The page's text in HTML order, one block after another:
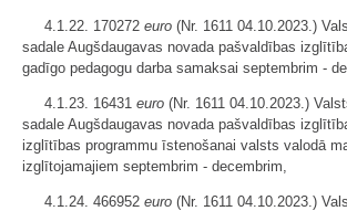
4.1.22. 170272 euro (Nr. 1611 04.10.2023.)
sadale Augšdaugavas novada pašvaldības
gadīgo pedagogu darba samaksai septembrim -
4.1.23. 16431 euro (Nr. 1611 04.10.2023.)
sadale Augšdaugavas novada pašvaldības
izglītības programmu īstenošanai valsts valodā
izglītojamajiem septembrim - decembrim,
4.1.24. 466952 euro (Nr. 1611 04.10.2023.)